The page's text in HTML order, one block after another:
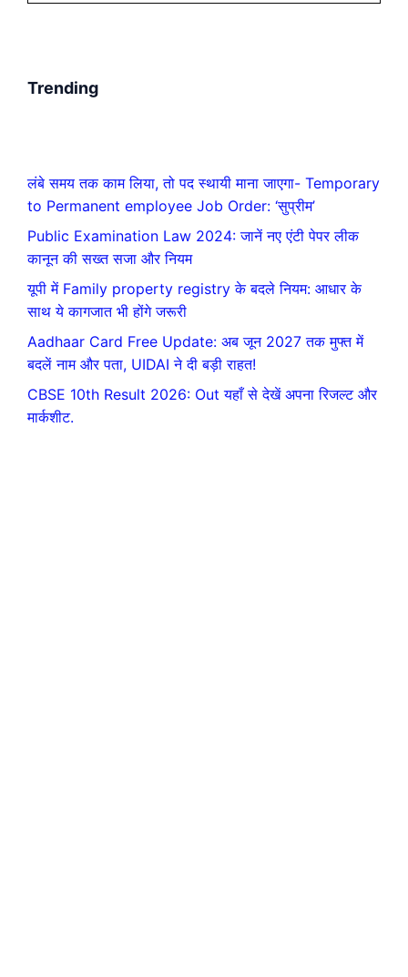
Trending
लंबे समय तक काम लिया, तो पद स्थायी माना जाएगा- Temporary
to Permanent employee Job Order: ‘सुप्रीम’
Public Examination Law 2024: जानें नए एंटी पेपर लीक
कानून की सख्त सजा और नियम
यूपी में Family property registry के बदले नियम: आधार के
साथ ये कागजात भी होंगे जरूरी
Aadhaar Card Free Update: अब जून 2027 तक मुफ्त में
बदलें नाम और पता, UIDAI ने दी बड़ी राहत!
CBSE 10th Result 2026: Out यहाँ से देखें अपना रिजल्ट और
मार्कशीट.